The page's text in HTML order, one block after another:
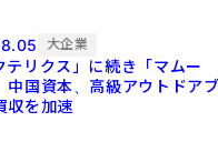
大企業
テリクス」に続き「マムー
国資本、高級アウトドア
収を加速